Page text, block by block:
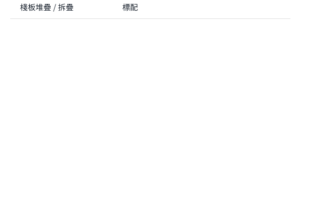
棧板堆疊 / 拆疊 標配